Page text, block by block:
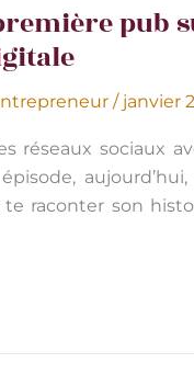
pub
/ janvier
réseaux sociaux
te raconter son